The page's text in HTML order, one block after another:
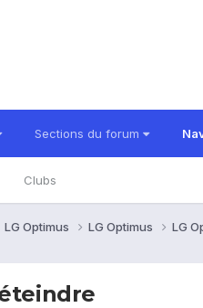
Sections du forum
Clubs
LG Optimus LG Optimus LG